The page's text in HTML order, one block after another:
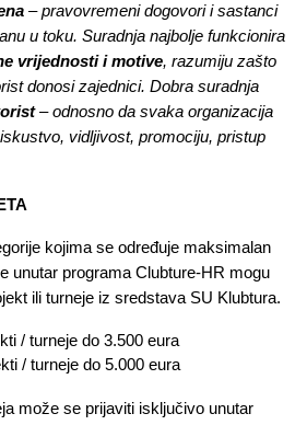
– pravovremeni dogovori i sastanci
u toku. Suradnja najbolje funkcionira
vrijednosti i motive, razumiju zašto
donosi zajednici. Dobra suradnja
– odnosno da svaka organizacija
vidljivost, promociju, pristup
kojima se određuje maksimalan
unutar programa Clubture-HR mogu
ili turneje iz sredstava SU Klubtura.
/ turneje do 3.500 eura
/ turneje do 5.000 eura
može se prijaviti isključivo unutar